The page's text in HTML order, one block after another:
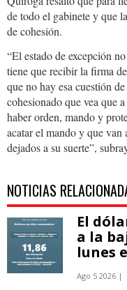
de todo el gabinete y que
de cohesión.
“El estado de excepción
tiene que recibir la firma
que no hay esa cuestión
cohesionado que vea que
haber orden, mando y
acatar el mando y que
dejados a su suerte”,
NOTICIAS
El
a la
lunes
Ago 5 2026 |